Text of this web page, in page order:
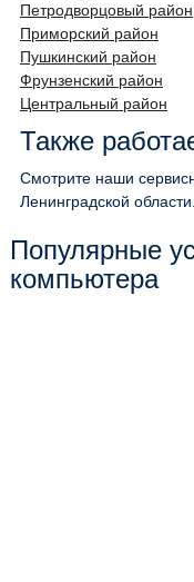
Петродворцовый район
Приморский район
Пушкинский район
Фрунзенский район
Центральный район
Также
Смотрите наши
Ленинградской области.
Популярные
компьютера